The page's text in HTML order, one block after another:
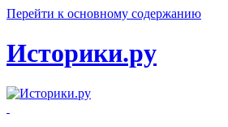
Перейти к основному содержанию
Историки.ру